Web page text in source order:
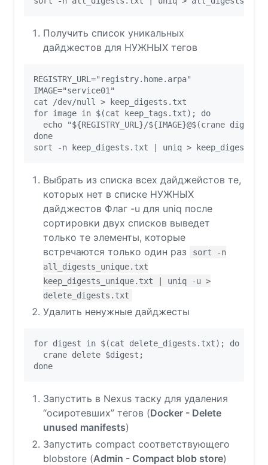
Получить список уникальных
дайджестов для НУЖНЫХ тегов
REGISTRY_URL="registry.home.arpa"
IMAGE="service01"
cat /dev/null > keep_digests.txt
for image in $(cat keep_tags.txt); do
echo "${REGISTRY_URL}/${IMAGE}@$(crane digest
done
Выбрать из списка всех дайджейстов те,
которых нет в списке НУЖНЫХ
дайджестов Флаг -u для uniq после
сортировки двух списков выведет
только те элементы, которые
встречаются только один раз
sort -n
all_digests_unique.txt
keep_digests_unique.txt | uniq -u >
delete_digests.txt
Удалить ненужные дайджесты
for digest in $(cat delete_digests.txt); do
  crane delete $digest;
Запустить в Nexus таску для удаления
“осиротевших” тегов (Docker - Delete
unused manifests)
Запустить compact соответствующего
blobstore (Admin - Compact blob store)